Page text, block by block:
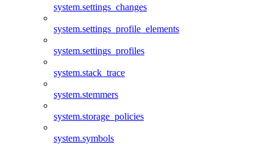
system.settings_changes
system.settings_profile_elements
system.settings_profiles
system.stack_trace
system.stemmers
system.storage_policies
system.symbols